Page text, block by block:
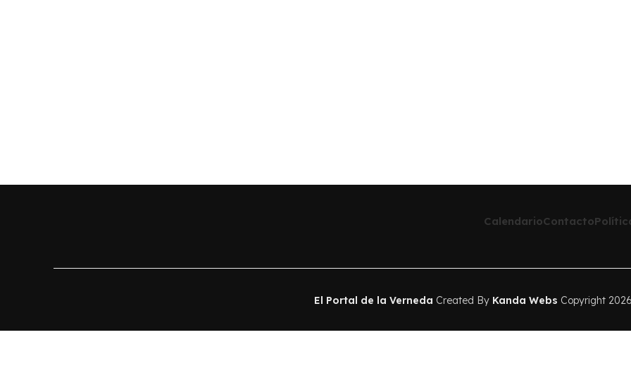
CalendarioContacto
El Portal de la Verneda Created By Kanda Webs Copyright 2026